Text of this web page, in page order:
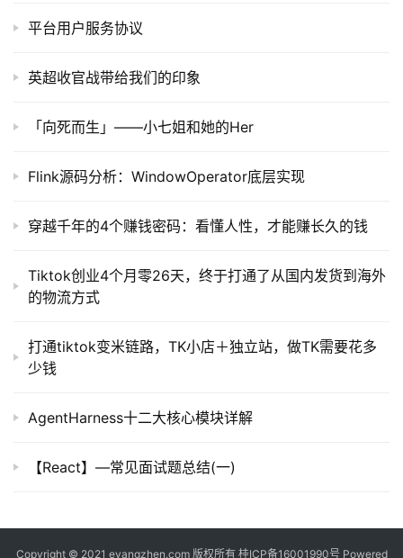
词
开
源
常
链
平台用户服务协议
英超收官战带给我们的印象
「向死而生」——小七姐和她的Her
Flink源码分析：WindowOperator底层实现
穿越千年的4个赚钱密码：看懂人性，才能赚长久的钱
Tiktok创业4个月零26天，终于打通了从国内发货到海外
的物流方式
打通tiktok变米链路，TK小店＋独立站，做TK需要花多
少钱
AgentHarness十二大核心模块详解
【React】—常见面试题总结(一)
Copyright © 2021 eyangzhen.com 版权所有 桂ICP备16001990号 Powered